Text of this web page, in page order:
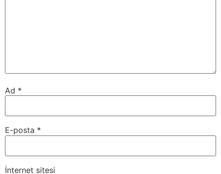
Ad *
E-posta *
İnternet sitesi